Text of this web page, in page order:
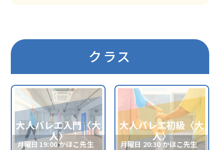
クラス
大人バレエ入門〈大
人〉
月曜日 19:00 かほこ先生
大人バレエ初級〈大
人〉
月曜日 20:30 かほこ先生